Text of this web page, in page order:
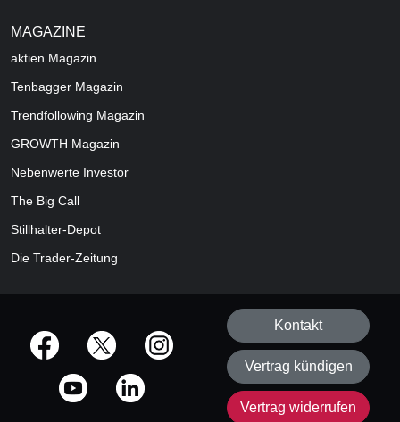
MAGAZINE
aktien Magazin
Tenbagger Magazin
Trendfollowing Magazin
GROWTH Magazin
Nebenwerte Investor
The Big Call
Stillhalter-Depot
Die Trader-Zeitung
offizielle Social Media-Accounts
Kontakt
Vertrag kündigen
Vertrag widerrufen